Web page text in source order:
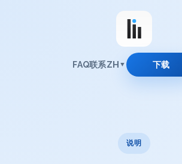
FAQ联系ZH ▼ 下载
说明